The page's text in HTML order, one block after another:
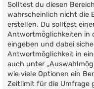
Solltest du diesen
wahrscheinlich nicht die
erstellen. Du solltest
Antwortmöglichkeiten in
eingeben und dabei
Antwortmöglichkeit in
auch unter
wie viele Optionen ein
Zeitlimit für die Umfrage